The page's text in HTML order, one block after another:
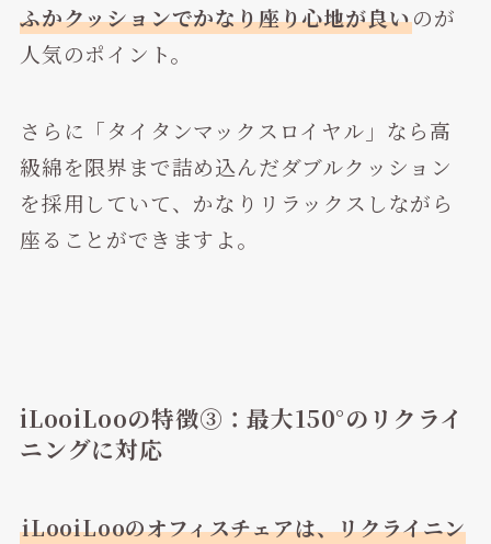
ふかクッションでかなり座り心地が良いのが
人気のポイント。
さらに「タイタンマックスロイヤル」なら高
級綿を限界まで詰め込んだダブルクッション
を採用していて、かなりリラックスしながら
座ることができますよ。
iLooiLooの特徴③：最大150°のリクライ
ニングに対応
iLooiLooのオフィスチェアは、リクライニン